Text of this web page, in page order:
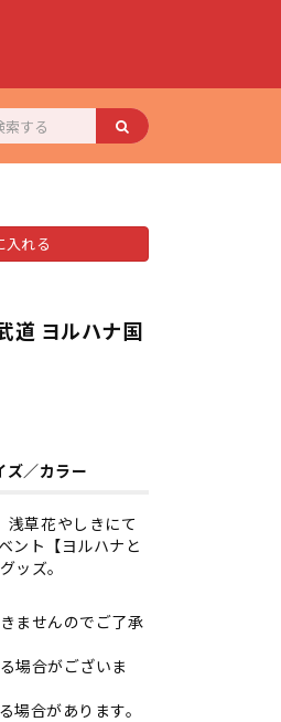
入れる
道 ヨルハナ国
ズ／カラー
草花やしきにて
ント【ヨルハナと
ッズ。
ませんのでご了承
場合がございま
合があります。